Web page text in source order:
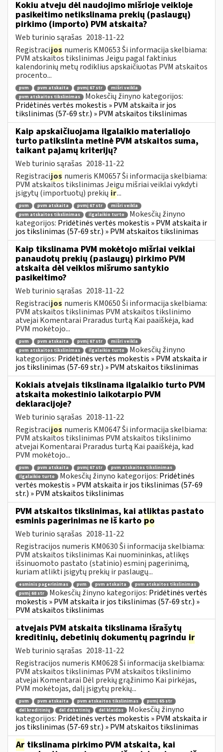
Kokiu atveju dėl naudojimo mišrioje veikloje
pasikeitimo netikslinama prekių (paslaugų)
pirkimo (importo) PVM atskaita?
Web turinio sąrašas 2018-11-22
Registracijos numeris KM0653 Ši informacija skelbiama:
PVM atskaitos tikslinimas Jeigu pagal faktinius
kalendorinių metų rodiklius apskaičiuotas PVM atskaitos
procento...
pvm pvm atskaita pvmį 67 str
mišri veikla
pvm atskaitos tikslinimas
Mokesčių žinyno kategorijos:
Pridėtinės vertės mokestis » PVM atskaita ir jos
tikslinimas (57-69 str.) » PVM atskaitos tikslinimas
Kaip apskaičiuojama ilgalaikio materialiojo
turto patikslinta metinė PVM atskaitos suma,
taikant pajamų kriterijų?
Web turinio sąrašas 2018-11-22
Registracijos numeris KM0657 Ši informacija skelbiama:
PVM atskaitos tikslinimas Jeigu mišriai veiklai vykdyti
įsigytų (importuotų) prekių ir...
pvm pvm atskaita pvmį 67 str
mišri veikla
pvm atskaitos tikslinimas
ilgalaikio turto
Mokesčių žinyno
kategorijos: Pridėtinės vertės mokestis » PVM atskaita ir
jos tikslinimas (57-69 str.) » PVM atskaitos tikslinimas
Kaip tikslinama PVM mokėtojo mišriai veiklai
panaudotų prekių (paslaugų) pirkimo PVM
atskaita dėl veiklos mišrumo santykio
pasikeitimo?
Web turinio sąrašas 2018-11-22
Registracijos numeris KM0650 Ši informacija skelbiama:
PVM atskaitos tikslinimas PVM atskaitos tikslinimo
atvejai Komentarai Praradus turtą Kai paaiškėja, kad
PVM mokėtojo...
pvm pvm atskaita pvmį 67 str
mišri veikla
pvm atskaitos tikslinimas
ilgalaikio turto
Mokesčių žinyno
kategorijos: Pridėtinės vertės mokestis » PVM atskaita ir
jos tikslinimas (57-69 str.) » PVM atskaitos tikslinimas
Kokiais atvejais tikslinama ilgalaikio turto PVM
atskaita mokestinio laikotarpio PVM
deklaracijoje?
Web turinio sąrašas 2018-11-22
Registracijos numeris KM0647 Ši informacija skelbiama:
PVM atskaitos tikslinimas PVM atskaitos tikslinimo
atvejai Komentarai Praradus turtą Kai paaiškėja, kad
PVM mokėtojo...
pvm pvm atskaita pvmį 67 str
pvm atskaitos tikslinimas
ilgalaikio turto
Mokesčių žinyno kategorijos: Pridėtinės
vertės mokestis » PVM atskaita ir jos tikslinimas (57-69
str.) » PVM atskaitos tikslinimas
PVM atskaitos tikslinimas, kai atliktas pastato
esminis pagerinimas ne iš karto po
Web turinio sąrašas 2018-11-22
Registracijos numeris KM0630 Ši informacija skelbiama:
PVM atskaitos tikslinimas Kai nuomininkas, atlikęs
išsinuomoto pastato (statinio) esminį pagerinimą,
kuriam atlikti įsigytų prekių ir paslaugų...
esminis pagerinimas pvm pvm atskaita
pvm atskaitos tikslinimas
pvmį 68 str
Mokesčių žinyno kategorijos: Pridėtinės vertės
mokestis » PVM atskaita ir jos tikslinimas (57-69 str.) »
PVM atskaitos tikslinimas
atvejais PVM atskaita tikslinama išrašytų
kreditinių, debetinių dokumentų pagrindu ir
Web turinio sąrašas 2018-11-22
Registracijos numeris KM0628 Ši informacija skelbiama:
PVM atskaitos tikslinimas PVM atskaitos tikslinimo
atvejai Komentarai Dėl prekių grąžinimo Kai pirkėjas,
PVM mokėtojas, dalį įsigytų prekių...
pvm pvm atskaita pvm atskaitos tikslinimas
pvmį 65 str
dėl kreditinių
dėl debetinių dėl klaidos
Mokesčių žinyno
kategorijos: Pridėtinės vertės mokestis » PVM atskaita ir
jos tikslinimas (57-69 str.) » PVM atskaitos tikslinimas
Ar tikslinama pirkimo PVM atskaita, kai